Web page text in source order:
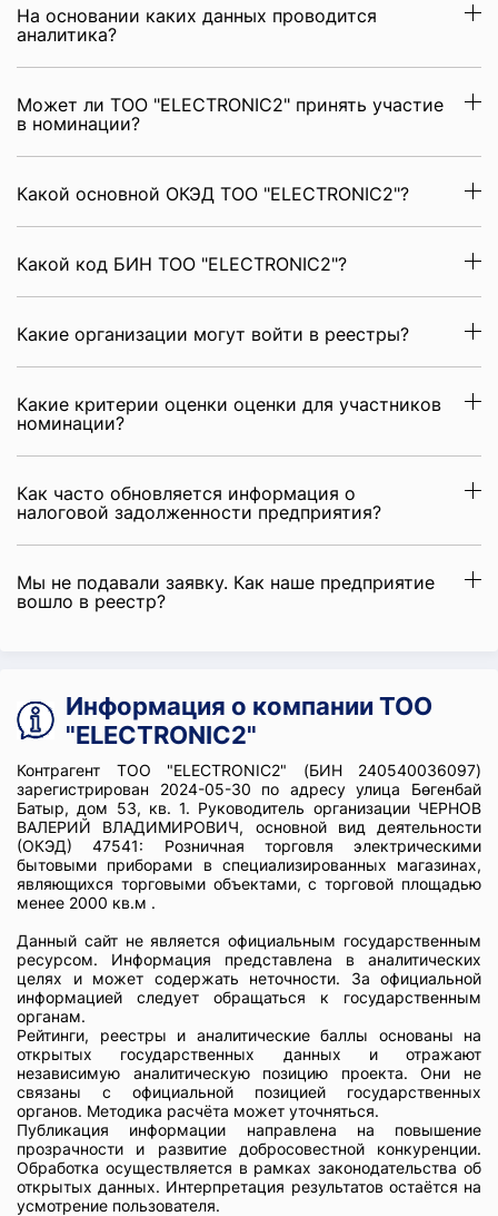
На основании каких данных проводится
аналитика?
Может ли ТОО "ELECTRONIC2" принять участие
в номинации?
Какой основной ОКЭД ТОО "ELECTRONIC2"?
Какой код БИН ТОО "ELECTRONIC2"?
Какие организации могут войти в реестры?
Какие критерии оценки оценки для участников
номинации?
Как часто обновляется информация о
налоговой задолженности предприятия?
Мы не подавали заявку. Как наше предприятие
вошло в реестр?
Информация о компании ТОО
"ELECTRONIC2"
Контрагент ТОО "ELECTRONIC2" (БИН 240540036097)
зарегистрирован 2024-05-30 по адресу улица Бөгенбай
Батыр, дом 53, кв. 1. Руководитель организации ЧЕРНОВ
ВАЛЕРИЙ ВЛАДИМИРОВИЧ, основной вид деятельности
(ОКЭД) 47541: Розничная торговля электрическими
бытовыми приборами в специализированных магазинах,
являющихся торговыми объектами, с торговой площадью
менее 2000 кв.м .
Данный сайт не является официальным государственным
ресурсом. Информация представлена в аналитических
целях и может содержать неточности. За официальной
информацией следует обращаться к государственным
органам.
Рейтинги, реестры и аналитические баллы основаны на
открытых государственных данных и отражают
независимую аналитическую позицию проекта. Они не
связаны с официальной позицией государственных
органов. Методика расчёта может уточняться.
Публикация информации направлена на повышение
прозрачности и развитие добросовестной конкуренции.
Обработка осуществляется в рамках законодательства об
открытых данных. Интерпретация результатов остаётся на
усмотрение пользователя.